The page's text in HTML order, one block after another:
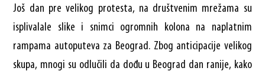
Još dan pre velikog protesta, na društvenim mrežama su
isplivalale slike i snimci ogromnih kolona na naplatnim
rampama autoputeva za Beograd. Zbog anticipacije velikog
skupa, mnogi su odlučili da dođu u Beograd dan ranije, kako